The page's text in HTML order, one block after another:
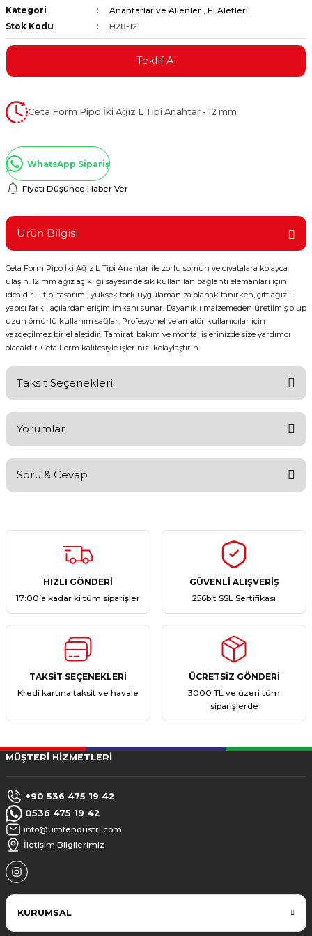
Kaplamalar
ve Penseler
Aletleri
Kategori
Anahtarlar ve Allenler , El Aletleri
Stok Kodu
B28-12
Teklif Al
Ceta Form Pipo İki Ağız L Tipi Anahtar - 12 mm
WhatsApp Sipariş
Fiyatı Düşünce Haber Ver
Ürün Bilgisi
Ceta Form Pipo İki Ağız L Tipi Anahtar ile zorlu somun ve cıvatalara kolayca
ulaşın. 12 mm ağız açıklığı sayesinde sık kullanılan bağlantı elemanları için
idealdir. L tipi tasarımı, yüksek tork uygulamanıza olanak tanırken, çift ağızlı
yapısı farklı açılardan erişim imkanı sunar. Dayanıklı malzemeden üretilmiş olup
uzun ömürlü kullanım sağlar. Profesyonel ve amatör kullanıcılar için
vazgeçilmez bir el aletidir. Tamirat, bakım ve montaj işlerinizde size yardımcı
olacaktır. Ceta Form kalitesiyle işlerinizi kolaylaştırın.
Taksit Seçenekleri
Yorumlar
Yorum Yaz
Soru & Cevap
Ürün hakkında henüz soru sorulmamış.
HIZLI GÖNDERİ
17:00’a kadar ki tüm siparişler
GÜVENLİ ALIŞVERİŞ
256bit SSL Sertifikası
TAKSİT SEÇENEKLERİ
Kredi kartına taksit ve havale
ÜCRETSİZ GÖNDERİ
3000 TL ve üzeri tüm
siparişlerde
MÜŞTERİ HİZMETLERİ
+90 536 475 19 42
0536 475 19 42
info@umfendustri.com
İletişim Bilgilerimiz
KURUMSAL